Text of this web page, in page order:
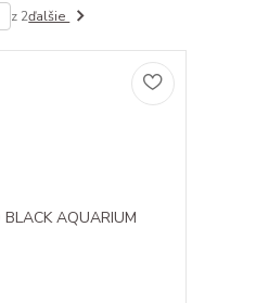
z 2ďalšie